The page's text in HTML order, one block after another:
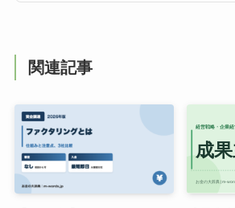
関連記事